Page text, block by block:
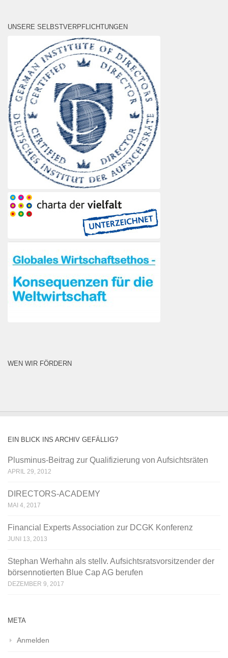
UNSERE SELBSTVERPFLICHTUNGEN
WEN WIR FÖRDERN
EIN BLICK INS ARCHIV GEFÄLLIG?
Plusminus-Beitrag zur Qualifizierung von Aufsichtsräten
APRIL 29, 2012
DIRECTORS-ACADEMY
MAI 4, 2017
Financial Experts Association zur DCGK Konferenz
JUNI 13, 2013
Stephan Werhahn als stellv. Aufsichtsratsvorsitzender der
börsennotierten Blue Cap AG berufen
DEZEMBER 9, 2017
META
Anmelden